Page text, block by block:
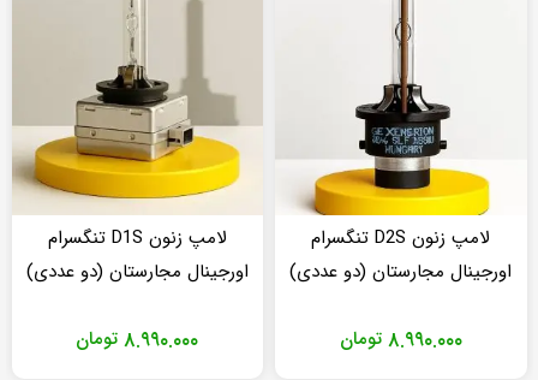
لامپ زنون D2S تنگسرام
اورجینال مجارستان (دو عددی)
تومان ۸.۹۹۰.۰۰۰
لامپ زنون D1S تنگسرام
اورجینال مجارستان (دو عددی)
تومان ۸.۹۹۰.۰۰۰